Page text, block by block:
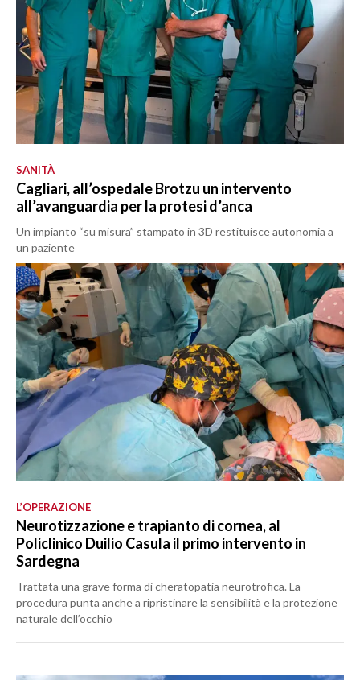
SANITÀ
Cagliari, all’ospedale Brotzu un intervento
all’avanguardia per la protesi d’anca
Un impianto “su misura” stampato in 3D restituisce autonomia a
un paziente
L’OPERAZIONE
Neurotizzazione e trapianto di cornea, al
Policlinico Duilio Casula il primo intervento in
Sardegna
Trattata una grave forma di cheratopatia neurotrofica. La
procedura punta anche a ripristinare la sensibilità e la protezione
naturale dell’occhio